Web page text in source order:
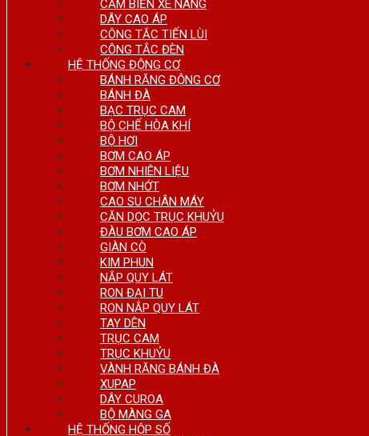
CẢM BIẾN XE NÂNG
DÂY CAO ÁP
CÔNG TẮC TIẾN LÙI
CÔNG TẮC ĐÈN
HỆ THỐNG ĐỘNG CƠ
BÁNH RĂNG ĐỘNG CƠ
BÁNH ĐÀ
BẠC TRỤC CAM
BỘ CHẾ HÒA KHÍ
BỘ HƠI
BƠM CAO ÁP
BƠM NHIÊN LIỆU
BƠM NHỚT
CAO SU CHÂN MÁY
CĂN DỌC TRỤC KHUỶU
ĐÀU BƠM CAO ÁP
GIÀN CÒ
KIM PHUN
NẮP QUY LÁT
RON ĐẠI TU
RON NẮP QUY LÁT
TAY DÊN
TRỤC CAM
TRỤC KHUỶU
VÀNH RĂNG BÁNH ĐÀ
XUPAP
DÂY CUROA
BỘ MÀNG GA
HỆ THỐNG HỘP SỐ